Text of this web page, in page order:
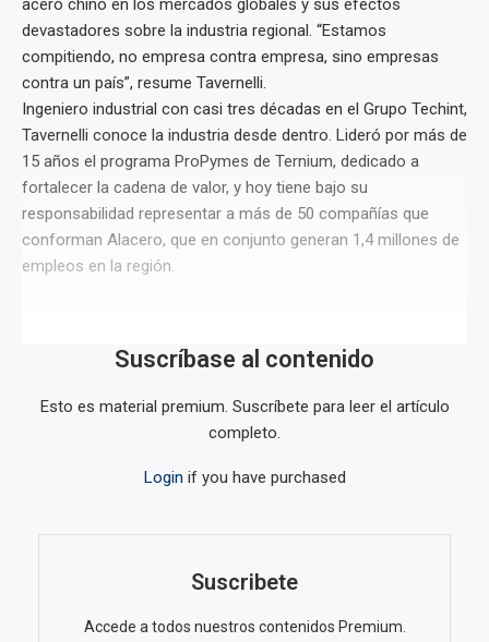
acero chino en los mercados globales y sus efectos
devastadores sobre la industria regional. “Estamos
compitiendo, no empresa contra empresa, sino empresas
contra un país”, resume Tavernelli.
Ingeniero industrial con casi tres décadas en el Grupo Techint,
Tavernelli conoce la industria desde dentro. Lideró por más de
15 años el programa ProPymes de Ternium, dedicado a
fortalecer la cadena de valor, y hoy tiene bajo su
responsabilidad representar a más de 50 compañías que
conforman Alacero, que en conjunto generan 1,4 millones de
empleos en la región.
Suscríbase al contenido
Esto es material premium. Suscríbete para leer el artículo
completo.
Login if you have purchased
Suscribete
Accede a todos nuestros contenidos Premium.